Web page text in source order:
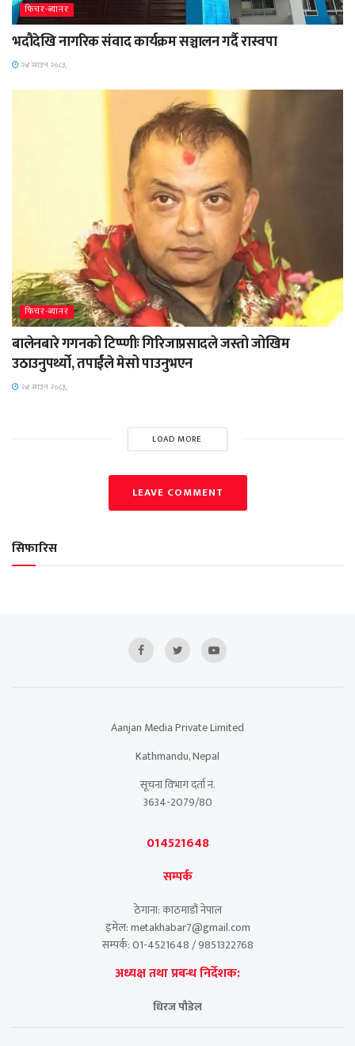
फिचर-ब्यानर
भदौदेखि नागरिक संवाद कार्यक्रम सञ्चालन गर्दै रास्वपा
२४ साउन २०८३,
फिचर-ब्यानर
बालेनबारे गगनको टिप्प्णीः गिरिजाप्रसादले जस्तो जोखिम
उठाउनुपर्थ्यो, तपार्ईंले मेसो पाउनुभएन
२४ साउन २०८३,
LOAD MORE
LEAVE COMMENT
सिफारिस
Aanjan Media Private Limited
Kathmandu, Nepal
सूचना विभाग दर्ता नं.
3634-2079/80
014521648
सम्पर्क
ठेगाना: काठमाडौं नेपाल
इमेल: metakhabar7@gmail.com
सम्पर्क: 01-4521648 / 9851322768
अध्यक्ष तथा प्रबन्ध निर्देशक:
धिरज पौडेल